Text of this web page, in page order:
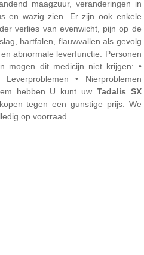
maagzuur, veranderingen in
en wazig zien. Er zijn ook enkele
verlies van evenwicht, pijn op de
hartfalen, flauwvallen als gevolg
abnormale leverfunctie. Personen
mogen dit medicijn niet krijgen: •
• Nierproblemen
hebben U kunt uw Tadalis SX
tegen een gunstige prijs. We
op voorraad.